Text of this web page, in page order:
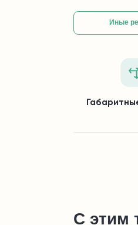
Иные
С этим